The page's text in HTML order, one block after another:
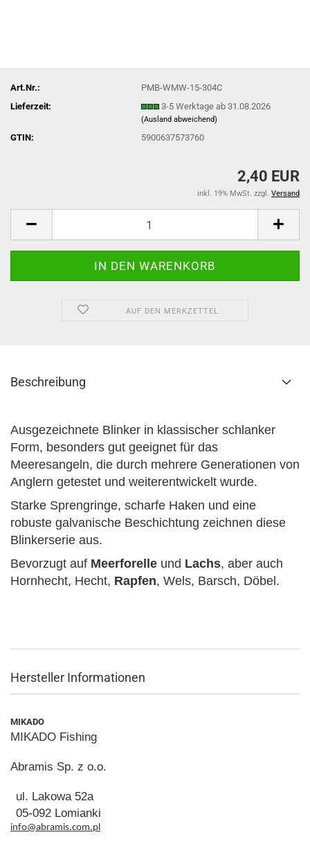
Art.Nr.:
PMB-WMW-15-304C
Lieferzeit:
3-5 Werktage ab 31.08.2026
(Ausland abweichend)
GTIN: 5900637573760
2,40 EUR
inkl. 19% MwSt. zzgl. Versand
AUF DEN MERKZETTEL
Beschreibung
Ausgezeichnete Blinker in klassischer schlanker
Form, besonders gut geeignet für das
Meeresangeln, die durch mehrere Generationen von
Anglern getestet und weiterentwickelt wurde.
Starke Sprengringe, scharfe Haken und eine
robuste galvanische Beschichtung zeichnen diese
Blinkerserie aus.
Bevorzugt auf Meerforelle und Lachs, aber auch
Hornhecht, Hecht, Rapfen, Wels, Barsch, Döbel.
Hersteller Informationen
MIKADO
MIKADO Fishing
Abramis Sp. z o.o.
ul. Lakowa 52a
05-092 Lomianki
info@abramis.com.pl